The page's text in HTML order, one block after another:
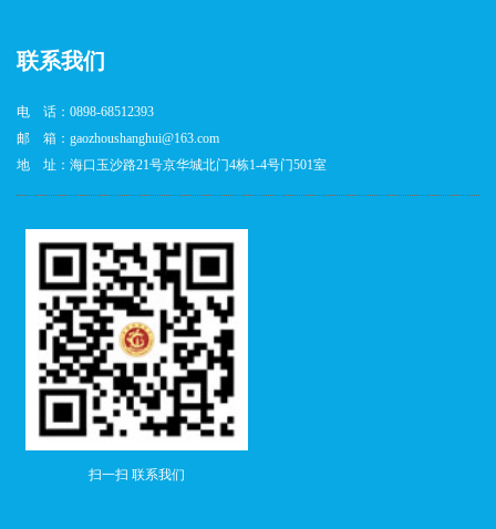
联系我们
电 话：0898-68512393
邮 箱：gaozhoushanghui@163.com
地 址：海口玉沙路21号京华城北门4栋1-4号门501室
扫一扫 联系我们